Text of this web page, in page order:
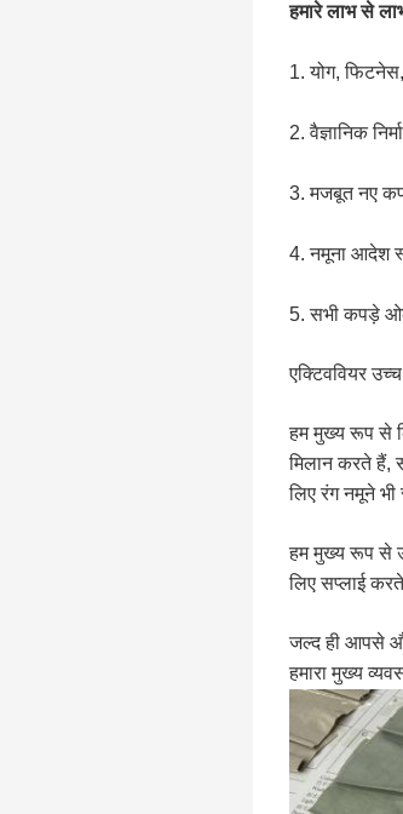
हमारे लाभ से
1. योग,
2. वैज्ञानिक
3. मजबूत नए
4. नमूना आदेश
5. सभी कपड़े
एक्टिववियर
हम मुख्य रूप से
मिलान करते हैं,
लिए रंग नमूने
हम मुख्य रूप से
लिए सप्लाई
जल्द ही आपसे
हमारा मुख्य